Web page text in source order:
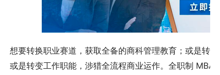
想要转换职业赛道，获取全备的商科管理教育；或是转
或是转变工作职能，涉猎全流程商业运作。全职制 MBA